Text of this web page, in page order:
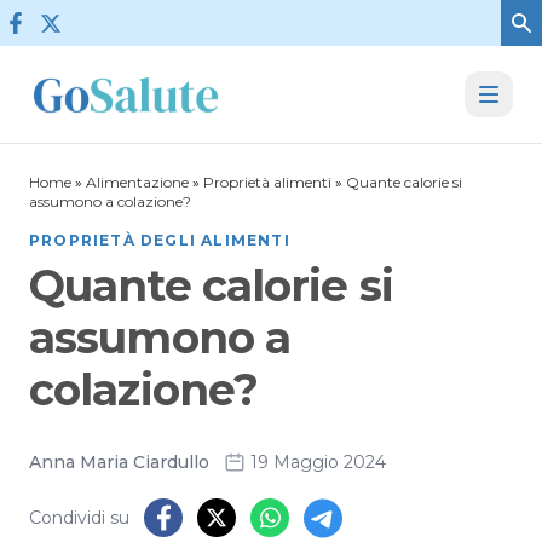
Vai al contenuto
Home » Alimentazione » Proprietà alimenti » Quante calorie si
assumono a colazione?
PROPRIETÀ DEGLI ALIMENTI
Quante calorie si
assumono a
colazione?
Anna Maria Ciardullo 19 Maggio 2024
Condividi su